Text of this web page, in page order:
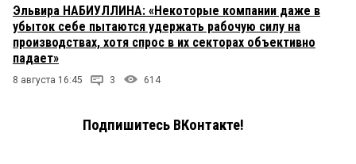
Эльвира НАБИУЛЛИНА: «Некоторые компании даже в
убыток себе пытаются удержать рабочую силу на
производствах, хотя спрос в их секторах объективно
падает»
8 августа 16:45 3 614
Подпишитесь ВКонтакте!